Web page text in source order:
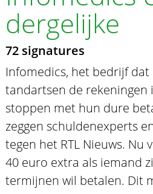
dergelijke
72 signatures
Infomedics, het bedrijf dat
tandartsen de rekeningen
stoppen met hun dure
zeggen schuldenexperts
tegen het RTL Nieuws.
40 euro extra als iemand
termijnen wil betalen. Dit